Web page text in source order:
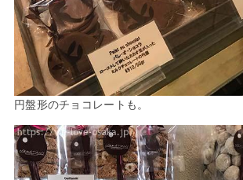
円盤形のチョコレートも。